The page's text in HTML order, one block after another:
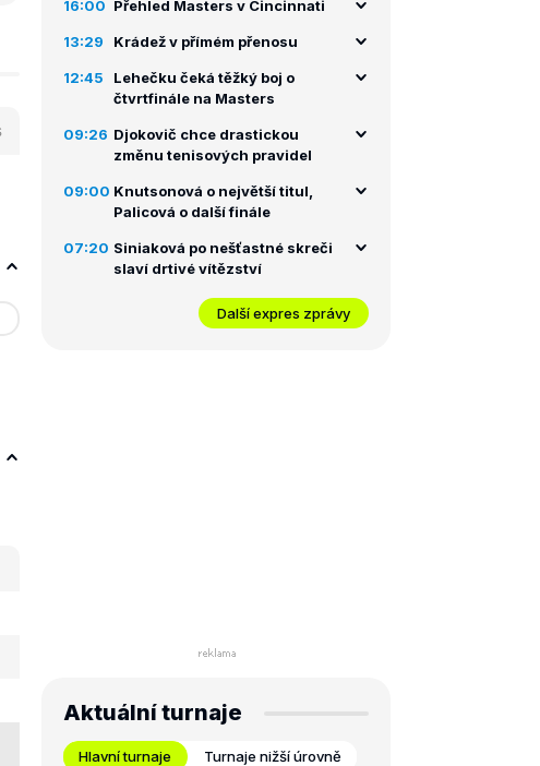
16:00 Přehled Masters v Cincinnati
13:29 Krádež v přímém přenosu
12:45
Lehečku čeká těžký boj o
čtvrtfinále na Masters
09:26 Djokovič chce drastickou
změnu tenisových pravidel
09:00 Knutsonová o největší titul,
Palicová o další finále
07:20 Siniaková po nešťastné skreči
slaví drtivé vítězství
Další expres zprávy
Aktuální turnaje
Hlavní turnaje Turnaje nižší úrovně